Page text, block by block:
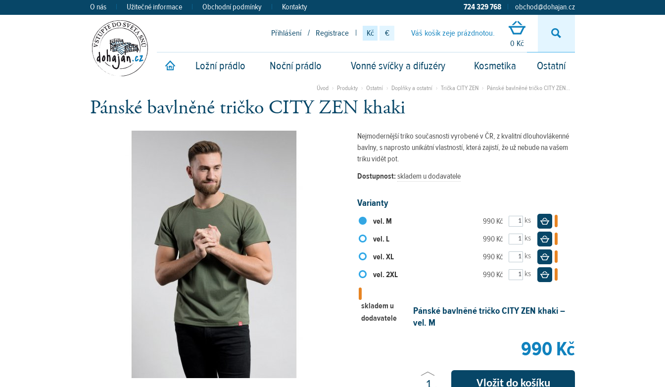
O nás | Užitečné informace | Obchodní podmínky | Kontakty 724 329 768 | obchod@dohajan.cz
Přihlášení / Registrace | Kč €
Váš košík zeje prázdnotou.
0 Kč
Úvod
Ložní prádlo Noční prádlo Vonné svíčky a difuzéry Kosmetika Ostatní
Úvod › Produkty › Ostatní › Doplňky a ostatní › Trička CITY ZEN › Pánské bavlněné tričko CITY ZEN...
Pánské bavlněné tričko CITY ZEN khaki
Nejmodernější triko současnosti vyrobené v ČR, z kvalitní dlouhovlákenné
bavlny, s naprosto unikátní vlastností, která zajistí, že už nebude na vašem
triku vidět pot.
Dostupnost: skladem u dodavatele
Varianty
vel. M 990 Kč ks
vel. L 990 Kč ks
vel. XL 990 Kč ks
vel. 2XL 990 Kč ks
skladem u
dodavatele
Pánské bavlněné tričko CITY ZEN khaki –
vel. M
990 Kč
Vložit do košíku